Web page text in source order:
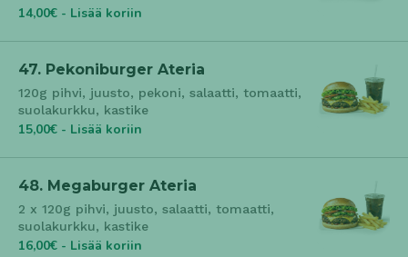
14,00€ - Lisää koriin
47. Pekoniburger Ateria
120g pihvi, juusto, pekoni, salaatti, tomaatti,
suolakurkku, kastike
15,00€ - Lisää koriin
48. Megaburger Ateria
2 x 120g pihvi, juusto, salaatti, tomaatti,
suolakurkku, kastike
16,00€ - Lisää koriin